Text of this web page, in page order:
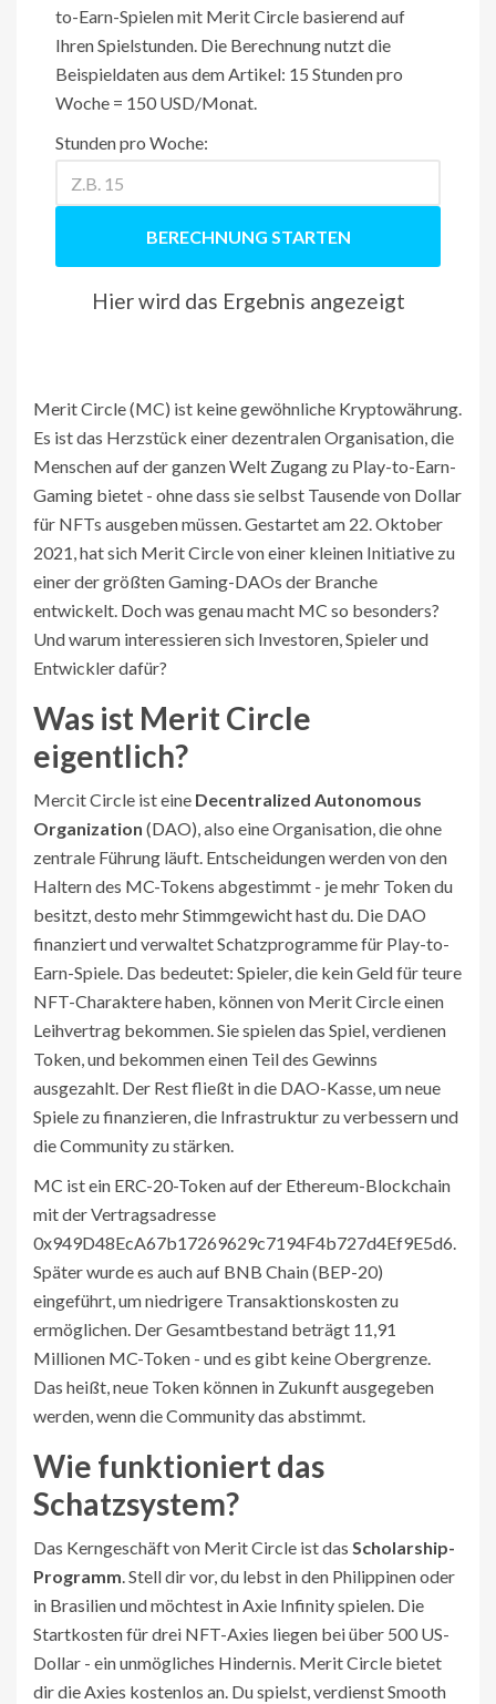
to-Earn-Spielen mit Merit Circle basierend auf
Ihren Spielstunden. Die Berechnung nutzt die
Beispieldaten aus dem Artikel: 15 Stunden pro
Woche = 150 USD/Monat.
Stunden pro Woche:
BERECHNUNG STARTEN
Hier wird das Ergebnis angezeigt
Merit Circle (MC) ist keine gewöhnliche Kryptowährung.
Es ist das Herzstück einer dezentralen Organisation, die
Menschen auf der ganzen Welt Zugang zu Play-to-Earn-
Gaming bietet - ohne dass sie selbst Tausende von Dollar
für NFTs ausgeben müssen. Gestartet am 22. Oktober
2021, hat sich Merit Circle von einer kleinen Initiative zu
einer der größten Gaming-DAOs der Branche
entwickelt. Doch was genau macht MC so besonders?
Und warum interessieren sich Investoren, Spieler und
Entwickler dafür?
Was ist Merit Circle
eigentlich?
Mercit Circle ist eine Decentralized Autonomous
Organization (DAO), also eine Organisation, die ohne
zentrale Führung läuft. Entscheidungen werden von den
Haltern des MC-Tokens abgestimmt - je mehr Token du
besitzt, desto mehr Stimmgewicht hast du. Die DAO
finanziert und verwaltet Schatzprogramme für Play-to-
Earn-Spiele. Das bedeutet: Spieler, die kein Geld für teure
NFT-Charaktere haben, können von Merit Circle einen
Leihvertrag bekommen. Sie spielen das Spiel, verdienen
Token, und bekommen einen Teil des Gewinns
ausgezahlt. Der Rest fließt in die DAO-Kasse, um neue
Spiele zu finanzieren, die Infrastruktur zu verbessern und
die Community zu stärken.
MC ist ein ERC-20-Token auf der Ethereum-Blockchain
mit der Vertragsadresse
0x949D48EcA67b17269629c7194F4b727d4Ef9E5d6.
Später wurde es auch auf BNB Chain (BEP-20)
eingeführt, um niedrigere Transaktionskosten zu
ermöglichen. Der Gesamtbestand beträgt 11,91
Millionen MC-Token - und es gibt keine Obergrenze.
Das heißt, neue Token können in Zukunft ausgegeben
werden, wenn die Community das abstimmt.
Wie funktioniert das
Schatzsystem?
Das Kerngeschäft von Merit Circle ist das Scholarship-
Programm. Stell dir vor, du lebst in den Philippinen oder
in Brasilien und möchtest in Axie Infinity spielen. Die
Startkosten für drei NFT-Axies liegen bei über 500 US-
Dollar - ein unmögliches Hindernis. Merit Circle bietet
dir die Axies kostenlos an. Du spielst, verdienst Smooth